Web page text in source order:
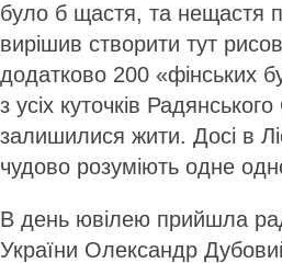
було б щастя, та нещастя
вирішив створити тут
додатково 200 «фінських
з усіх куточків
залишилися жити. Досі в
чудово розуміють одне
В день ювілею прийшла
України Олександр